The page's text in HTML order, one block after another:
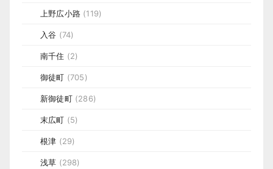
上野広小路 (119)
入谷 (74)
南千住 (2)
御徒町 (705)
新御徒町(286)
末広町 (5)
根津 (29)
浅草 (298)